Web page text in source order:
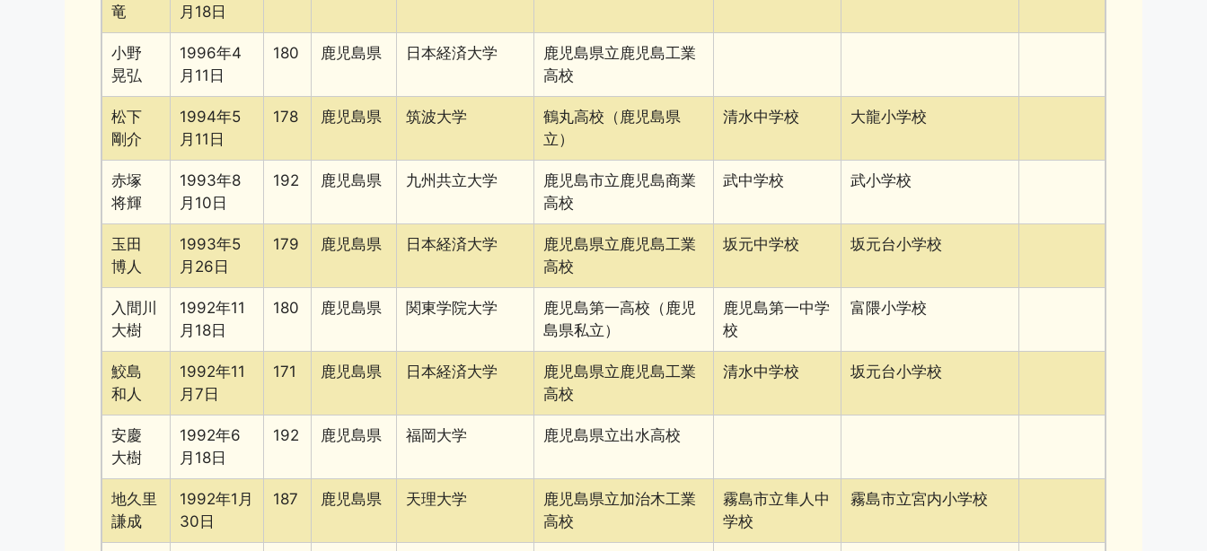
竜
月18日
小野
晃弘
1996年4
月11日
180 鹿児島県 日本経済大学
鹿児島県立鹿児島工業
高校
松下
剛介
1994年5
月11日
178 鹿児島県 筑波大学
鶴丸高校（鹿児島県
立）
清水中学校 大龍小学校
赤塚
将輝
1993年8
月10日
192 鹿児島県 九州共立大学
鹿児島市立鹿児島商業
高校
武中学校 武小学校
玉田
博人
1993年5
月26日
179 鹿児島県 日本経済大学
鹿児島県立鹿児島工業
高校
坂元中学校 坂元台小学校
入間川
大樹
1992年11
月18日
180 鹿児島県 関東学院大学
鹿児島第一高校（鹿児
島県私立）
鹿児島第一中学
校
富隈小学校
鮫島
和人
1992年11
月7日
171 鹿児島県 日本経済大学
鹿児島県立鹿児島工業
高校
清水中学校 坂元台小学校
安慶
大樹
1992年6
月18日
192 鹿児島県 福岡大学 鹿児島県立出水高校
地久里
謙成
1992年1月
30日
187 鹿児島県 天理大学
鹿児島県立加治木工業
高校
霧島市立隼人中
学校
霧島市立宮内小学校